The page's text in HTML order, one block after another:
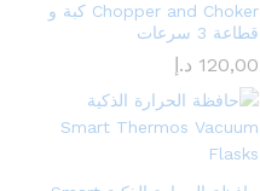
Chopper and Choker كبة و
قطاعة 3 سرعات
120,00 د.إ